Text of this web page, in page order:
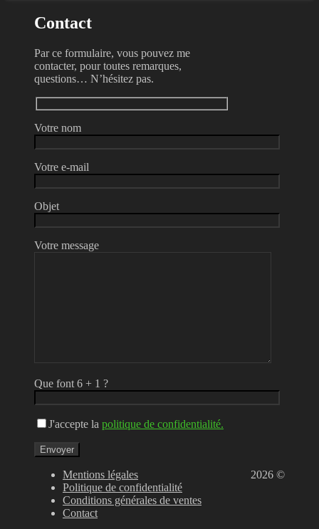
Contact
Par ce formulaire, vous pouvez me
contacter, pour toutes remarques,
questions… N’hésitez pas.
Votre nom
Votre e-mail
Objet
Votre message
Que font 6 + 1 ?
J'accepte la politique de confidentialité.
2026 ©
Mentions légales
Politique de confidentialité
Conditions générales de ventes
Contact